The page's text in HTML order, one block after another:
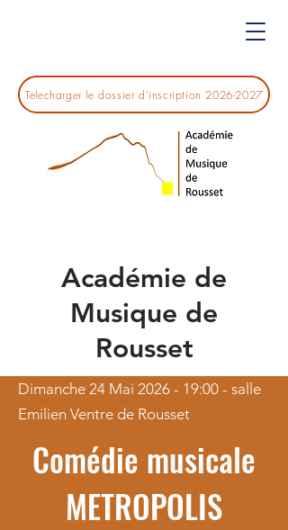
Académie de
Musique de
Rousset
Telecharger le dossier d'inscription 2026-2027
Dimanche 24 Mai 2026 - 19:00 - salle
Emilien Ventre de Rousset
Comédie musicale
METROPOLIS